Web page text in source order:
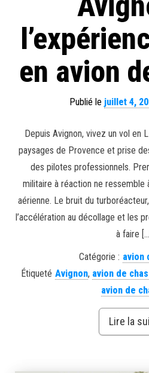
en avion
Publié le juillet 4,
Depuis Avignon, vivez un vol en
paysages de Provence et prise
des pilotes professionnels.
militaire à réaction ne ressemble
aérienne. Le bruit du
l’accélération au décollage et les
à faire
Catégorie : avion
Étiqueté Avignon, avion de
avion de
Lire la